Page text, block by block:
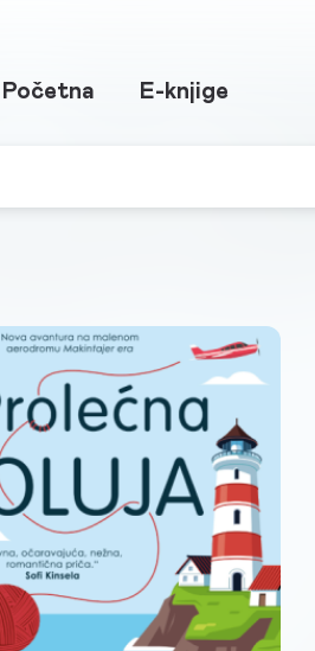
Početna E-knjige